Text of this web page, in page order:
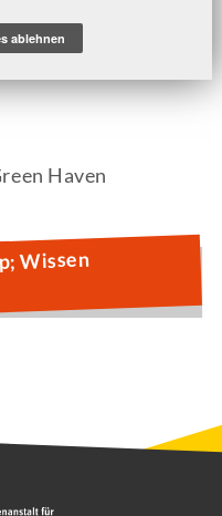
ablehnen
Haven
Wissen